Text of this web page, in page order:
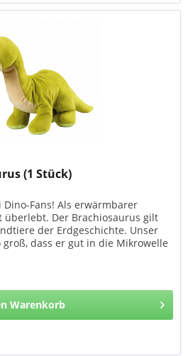
(1 Stück)
Fans! Als erwärmbarer
überlebt. Der Brachiosaurus gilt
der Erdgeschichte. Unser
dass er gut in die Mikrowelle
Warenkorb